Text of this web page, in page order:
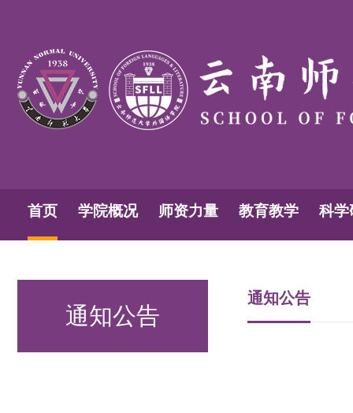
首页 学院概况 师资力量 教育教学 科学
通知公告
通知公告